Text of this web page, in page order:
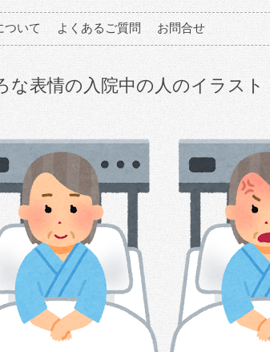
ついて よくあるご質問 お問合せ
な表情の入院中の人のイラスト